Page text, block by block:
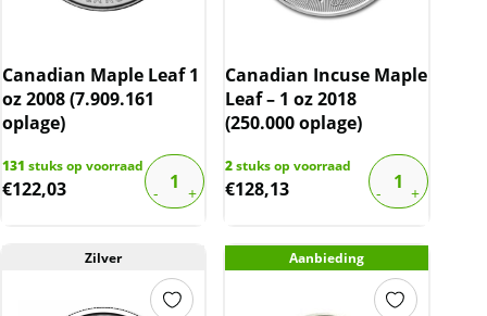
Canadian Maple Leaf 1
oz 2008 (7.909.161
oplage)
131 stuks op voorraad
€122,03
Canadian Incuse Maple
Leaf – 1 oz 2018
(250.000 oplage)
2stuks op voorraad
€128,13
Zilver Aanbieding